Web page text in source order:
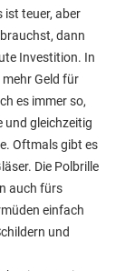
ist teuer, aber
dann
Investition. In
Geld für
es immer so,
und gleichzeitig
Oftmals gibt es
Die Polbrille
auch fürs
einfach
und